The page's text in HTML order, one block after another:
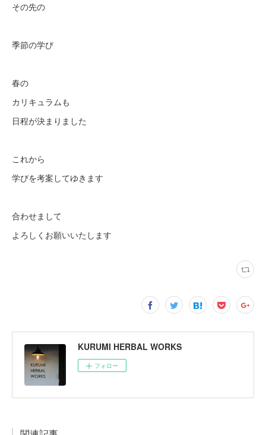
その先の
季節の学び
春の
カリキュラムも
日程が決まりました
これから
学びを考案してゆきます
合わせまして
よろしくお願いいたします
KURUMI HERBAL WORKS
フォロー